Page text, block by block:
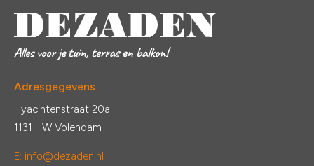
Adresgegevens
Hyacintenstraat 20a
1131 HW Volendam
E: info@dezaden.nl